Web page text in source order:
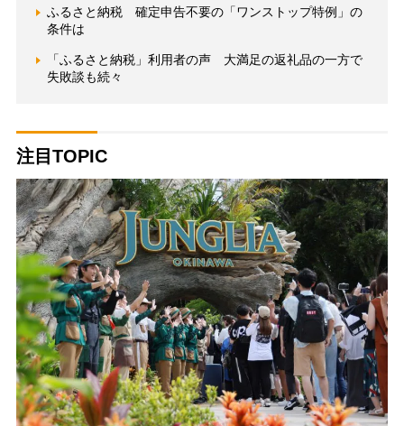
ふるさと納税 確定申告不要の「ワンストップ特例」の
条件は
「ふるさと納税」利用者の声 大満足の返礼品の一方で
失敗談も続々
注目TOPIC